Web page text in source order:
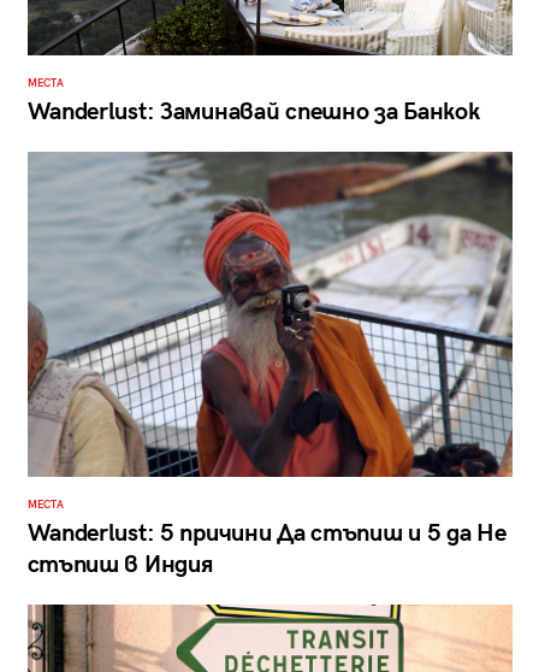
МЕСТА
Wanderlust: Заминавай спешно за Банкок
МЕСТА
Wanderlust: 5 причини Да стъпиш и 5 дa Не
стъпиш в Индия